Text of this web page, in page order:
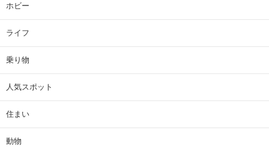
ホビー
ライフ
乗り物
人気スポット
住まい
動物